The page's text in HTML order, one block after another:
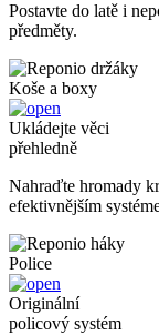
Postavte do latě i
předměty.
Koše a boxy
Ukládejte věci
přehledně
Nahraďte hromady
efektivnějším
Police
Originální
policový systém